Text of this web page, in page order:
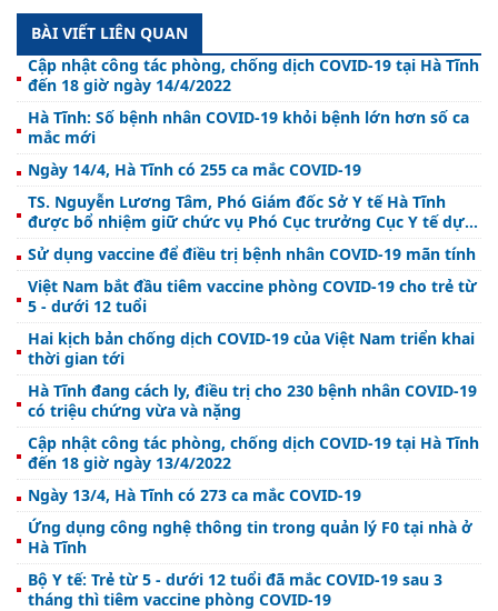
BÀI VIẾT LIÊN QUAN
Cập nhật công tác phòng, chống dịch COVID-19 tại Hà Tĩnh
đến 18 giờ ngày 14/4/2022
Hà Tĩnh: Số bệnh nhân COVID-19 khỏi bệnh lớn hơn số ca
mắc mới
Ngày 14/4, Hà Tĩnh có 255 ca mắc COVID-19
TS. Nguyễn Lương Tâm, Phó Giám đốc Sở Y tế Hà Tĩnh
được bổ nhiệm giữ chức vụ Phó Cục trưởng Cục Y tế dự
phòng, Bộ Y tế
Sử dụng vaccine để điều trị bệnh nhân COVID-19 mãn tính
Việt Nam bắt đầu tiêm vaccine phòng COVID-19 cho trẻ từ
5 - dưới 12 tuổi
Hai kịch bản chống dịch COVID-19 của Việt Nam triển khai
thời gian tới
Hà Tĩnh đang cách ly, điều trị cho 230 bệnh nhân COVID-19
có triệu chứng vừa và nặng
Cập nhật công tác phòng, chống dịch COVID-19 tại Hà Tĩnh
đến 18 giờ ngày 13/4/2022
Ngày 13/4, Hà Tĩnh có 273 ca mắc COVID-19
Ứng dụng công nghệ thông tin trong quản lý F0 tại nhà ở
Hà Tĩnh
Bộ Y tế: Trẻ từ 5 - dưới 12 tuổi đã mắc COVID-19 sau 3
tháng thì tiêm vaccine phòng COVID-19